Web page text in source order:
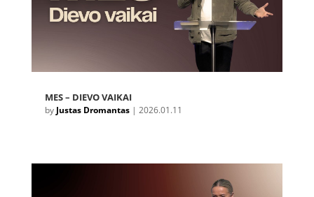
MES – DIEVO VAIKAI
by Justas Dromantas| 2026.01.11